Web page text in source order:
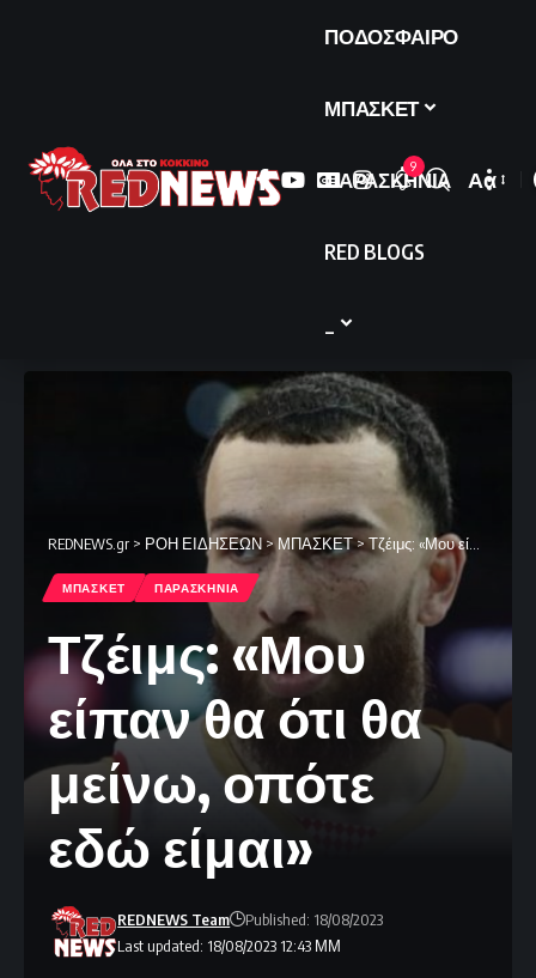
ΠΟΔΟΣΦΑΙΡΟ
ΜΠΑΣΚΕΤ
ΠΑΡΑΣΚΗΝΙΑ
RED BLOGS
9
Font
Αα
REDNEWS.gr > ΡΟΗ ΕΙΔΗΣΕΩΝ>ΜΠΑΣΚΕΤ>Τζέιμς: «Μου είπαν θα ότι θα μείνω, οπότε εδώ είμαι»
ΜΠΑΣΚΕΤ ΠΑΡΑΣΚΗΝΙΑ
Τζέιμς: «Μου
είπαν θα ότι θα
μείνω, οπότε
εδώ είμαι»
Last updated: 18/08/2023 12:43 ΜΜ
REDNEWS Team Published: 18/08/2023